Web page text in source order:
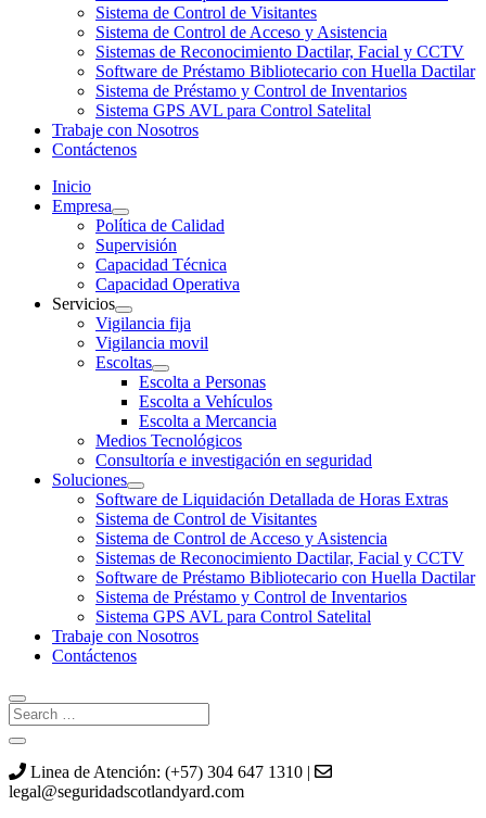
Sistema de Control de Visitantes
Sistema de Control de Acceso y Asistencia
Sistemas de Reconocimiento Dactilar, Facial y CCTV
Software de Préstamo Bibliotecario con Huella Dactilar
Sistema de Préstamo y Control de Inventarios
Sistema GPS AVL para Control Satelital
Trabaje con Nosotros
Contáctenos
Inicio
Empresa
Política de Calidad
Supervisión
Capacidad Técnica
Capacidad Operativa
Servicios
Vigilancia fija
Vigilancia movil
Escoltas
Escolta a Personas
Escolta a Vehículos
Escolta a Mercancia
Medios Tecnológicos
Consultoría e investigación en seguridad
Soluciones
Software de Liquidación Detallada de Horas Extras
Sistema de Control de Visitantes
Sistema de Control de Acceso y Asistencia
Sistemas de Reconocimiento Dactilar, Facial y CCTV
Software de Préstamo Bibliotecario con Huella Dactilar
Sistema de Préstamo y Control de Inventarios
Sistema GPS AVL para Control Satelital
Trabaje con Nosotros
Contáctenos
Linea de Atención: (+57) 304 647 1310 |
legal@seguridadscotlandyard.com